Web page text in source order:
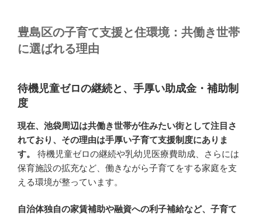
豊島区の子育て支援と住環境：共働き世帯
に選ばれる理由
待機児童ゼロの継続と、手厚い助成金・補助制
度
現在、池袋周辺は共働き世帯が住みたい街として注目さ
れており、その理由は手厚い子育て支援制度にありま
す。
待機児童ゼロの継続や乳幼児医療費助成、さらには
保育施設の拡充など、働きながら子育てをする家庭を支
える環境が整っています。
自治体独自の家賃補助や融資への利子補給など、子育て